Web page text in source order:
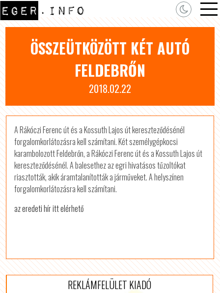
ÖSSZEÜTKÖZÖTT KÉT AUTÓ
FELDEBRŐN
2018.02.22
A Rákóczi Ferenc út és a Kossuth Lajos út kereszteződésénél
forgalomkorlátozásra kell számítani. Két személygépkocsi
karambolozott Feldebrőn, a Rákóczi Ferenc út és a Kossuth Lajos út
kereszteződésénél. A balesethez az egri hivatásos tűzoltókat
riasztották, akik áramtalanították a járműveket. A helyszínen
forgalomkorlátozásra kell számítani.
az eredeti hír itt elérhető
REKLÁMFELÜLET KIADÓ